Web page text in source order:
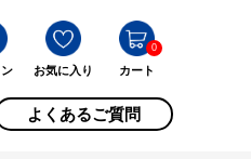
お気に入り カート
0
よくあるご質問